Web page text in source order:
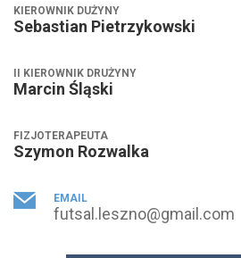
KIEROWNIK DUŻYNY
Sebastian Pietrzykowski
II KIEROWNIK DRUŻYNY
Marcin Śląski
FIZJOTERAPEUTA
Szymon Rozwalka
EMAIL
futsal.leszno@gmail.com